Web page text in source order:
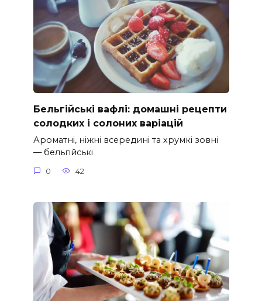
Бельгійські вафлі: домашні рецепти
солодких і солоних варіацій
Ароматні, ніжні всередині та хрумкі зовні
— бельгійські
0 42